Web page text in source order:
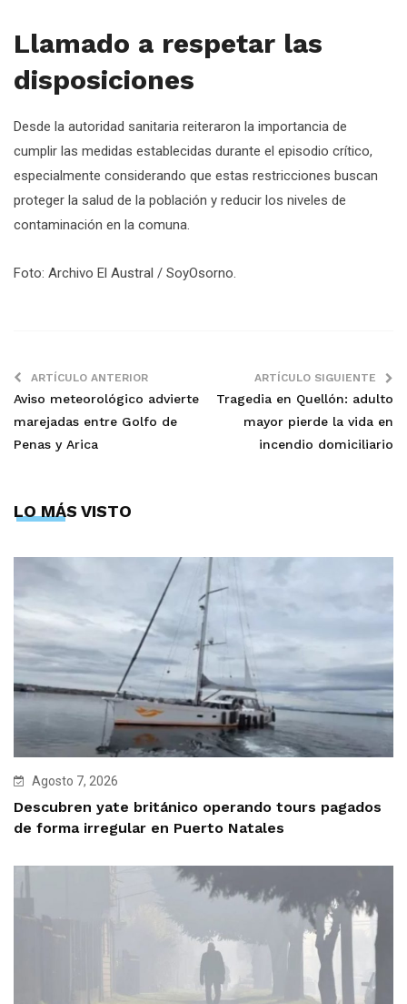
Llamado a respetar las
disposiciones
Desde la autoridad sanitaria reiteraron la importancia de
cumplir las medidas establecidas durante el episodio crítico,
especialmente considerando que estas restricciones buscan
proteger la salud de la población y reducir los niveles de
contaminación en la comuna.
Foto: Archivo El Austral / SoyOsorno.
ARTÍCULO ANTERIOR
Aviso meteorológico advierte
marejadas entre Golfo de
Penas y Arica
ARTÍCULO SIGUIENTE
Tragedia en Quellón: adulto
mayor pierde la vida en
incendio domiciliario
LO MÁS VISTO
Agosto 7, 2026
Descubren yate británico operando tours pagados
de forma irregular en Puerto Natales